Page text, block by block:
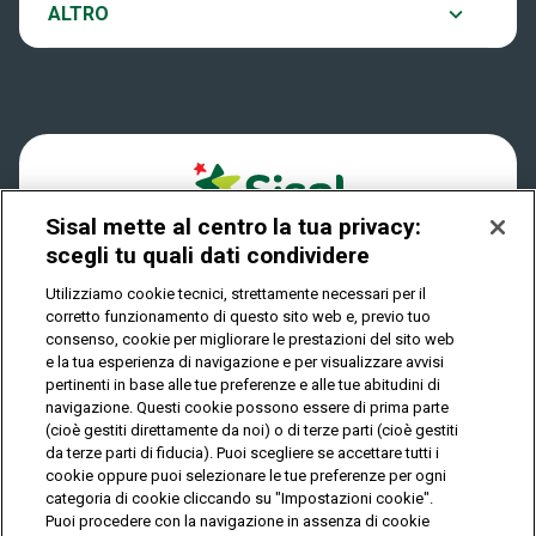
Play Your Date
Dove si gioca
Quanto si vince
Come riscuotere
ALTRO
Notifiche
Privacy
IL GIOCO È VIETATO AI MINORI E PUÒ CAUSARE
DIPENDENZA PATOLOGICA
© Copyright Sisal Italia S.p.A. - P.I. 02433760135
Privacy Cookies
Mappa
del
sito
Sisal mette al centro la tua privacy:
scegli tu quali dati condividere
Utilizziamo cookie tecnici, strettamente necessari per il
corretto funzionamento di questo sito web e, previo tuo
consenso, cookie per migliorare le prestazioni del sito web
e la tua esperienza di navigazione e per visualizzare avvisi
pertinenti in base alle tue preferenze e alle tue abitudini di
navigazione. Questi cookie possono essere di prima parte
(cioè gestiti direttamente da noi) o di terze parti (cioè gestiti
da terze parti di fiducia). Puoi scegliere se accettare tutti i
cookie oppure puoi selezionare le tue preferenze per ogni
categoria di cookie cliccando su "Impostazioni cookie".
Puoi procedere con la navigazione in assenza di cookie